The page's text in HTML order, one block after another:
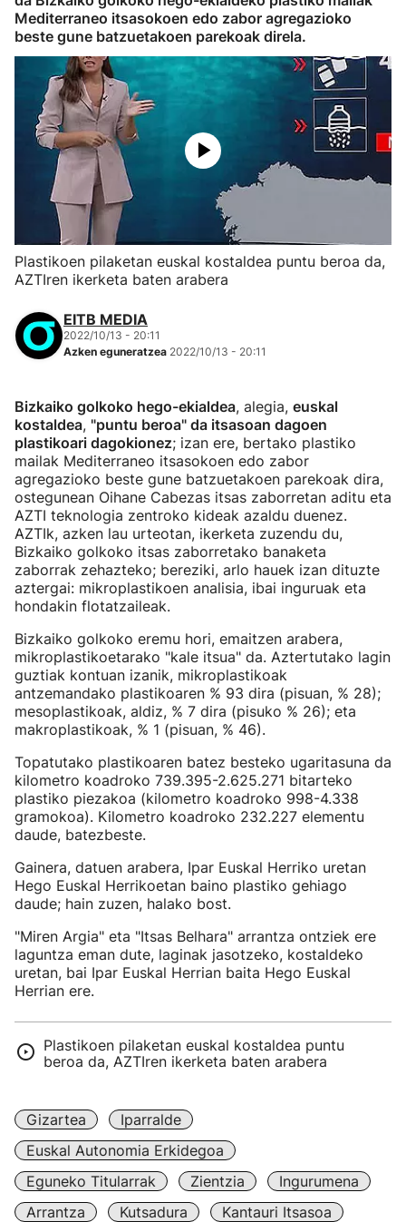
Mediterraneo itsasokoen edo zabor agregazioko
beste gune batzuetakoen parekoak direla.
Plastikoen pilaketan euskal kostaldea puntu beroa da,
AZTIren ikerketa baten arabera
EITB MEDIA
2022/10/13 - 20:11
Azken eguneratzea 2022/10/13 - 20:11
Bizkaiko golkoko hego-ekialdea, alegia, euskal
kostaldea, "puntu beroa" da itsasoan dagoen
plastikoari dagokionez; izan ere, bertako plastiko
mailak Mediterraneo itsasokoen edo zabor
agregazioko beste gune batzuetakoen parekoak dira,
ostegunean Oihane Cabezas itsas zaborretan aditu eta
AZTI teknologia zentroko kideak azaldu duenez.
AZTIk, azken lau urteotan, ikerketa zuzendu du,
Bizkaiko golkoko itsas zaborretako banaketa
zaborrak zehazteko; bereziki, arlo hauek izan dituzte
aztergai: mikroplastikoen analisia, ibai inguruak eta
hondakin flotatzaileak.
Bizkaiko golkoko eremu hori, emaitzen arabera,
mikroplastikoetarako "kale itsua" da. Aztertutako lagin
guztiak kontuan izanik, mikroplastikoak
antzemandako plastikoaren % 93 dira (pisuan, % 28);
mesoplastikoak, aldiz, % 7 dira (pisuko % 26); eta
makroplastikoak, % 1 (pisuan, % 46).
Topatutako plastikoaren batez besteko ugaritasuna da
kilometro koadroko 739.395-2.625.271 bitarteko
plastiko piezakoa (kilometro koadroko 998-4.338
gramokoa). Kilometro koadroko 232.227 elementu
daude, batezbeste.
Gainera, datuen arabera, Ipar Euskal Herriko uretan
Hego Euskal Herrikoetan baino plastiko gehiago
daude; hain zuzen, halako bost.
"Miren Argia" eta "Itsas Belhara" arrantza ontziek ere
laguntza eman dute, laginak jasotzeko, kostaldeko
uretan, bai Ipar Euskal Herrian baita Hego Euskal
Herrian ere.
Plastikoen pilaketan euskal kostaldea puntu
beroa da, AZTIren ikerketa baten arabera
Gizartea
Iparralde
Euskal Autonomia Erkidegoa
Eguneko Titularrak
Zientzia
Ingurumena
Arrantza
Kutsadura Kantauri Itsasoa